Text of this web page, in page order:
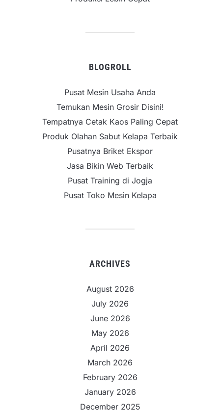
BLOGROLL
Pusat Mesin Usaha Anda
Temukan Mesin Grosir Disini!
Tempatnya Cetak Kaos Paling Cepat
Produk Olahan Sabut Kelapa Terbaik
Pusatnya Briket Ekspor
Jasa Bikin Web Terbaik
Pusat Training di Jogja
Pusat Toko Mesin Kelapa
ARCHIVES
August 2026
July 2026
June 2026
May 2026
April 2026
March 2026
February 2026
January 2026
December 2025